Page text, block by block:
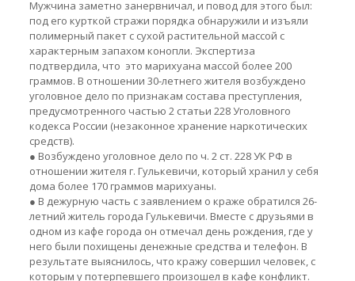
Мужчина заметно занервничал, и повод для этого был:
под его курткой стражи порядка обнаружили и изъяли
полимерный пакет с сухой растительной массой с
характерным запахом конопли. Экспертиза
подтвердила, что это марихуана массой более 200
граммов. В отношении 30-летнего жителя возбуждено
уголовное дело по признакам состава преступления,
предусмотренного частью 2 статьи 228 Уголовного
кодекса России (незаконное хранение наркотических
средств).
● Возбуждено уголовное дело по ч. 2 ст. 228 УК РФ в
отношении жителя г. Гулькевичи, который хранил у себя
дома более 170 граммов марихуаны.
● В дежурную часть с заявлением о краже обратился 26-
летний житель города Гулькевичи. Вместе с друзьями в
одном из кафе города он отмечал день рождения, где у
него были похищены денежные средства и телефон. В
результате выяснилось, что кражу совершил человек, с
которым у потерпевшего произошел в кафе конфликт.